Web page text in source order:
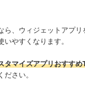
、ウィジェットアプ
やすくなります。
タマイズアプリおすすめ
さい。